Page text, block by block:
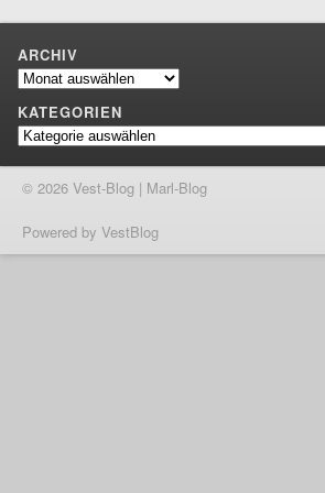
ARCHIV
Archiv
KATEGORIEN
Kategorien
© 2026 Vest-Blog | Marl-Blog
Powered by VestBlog